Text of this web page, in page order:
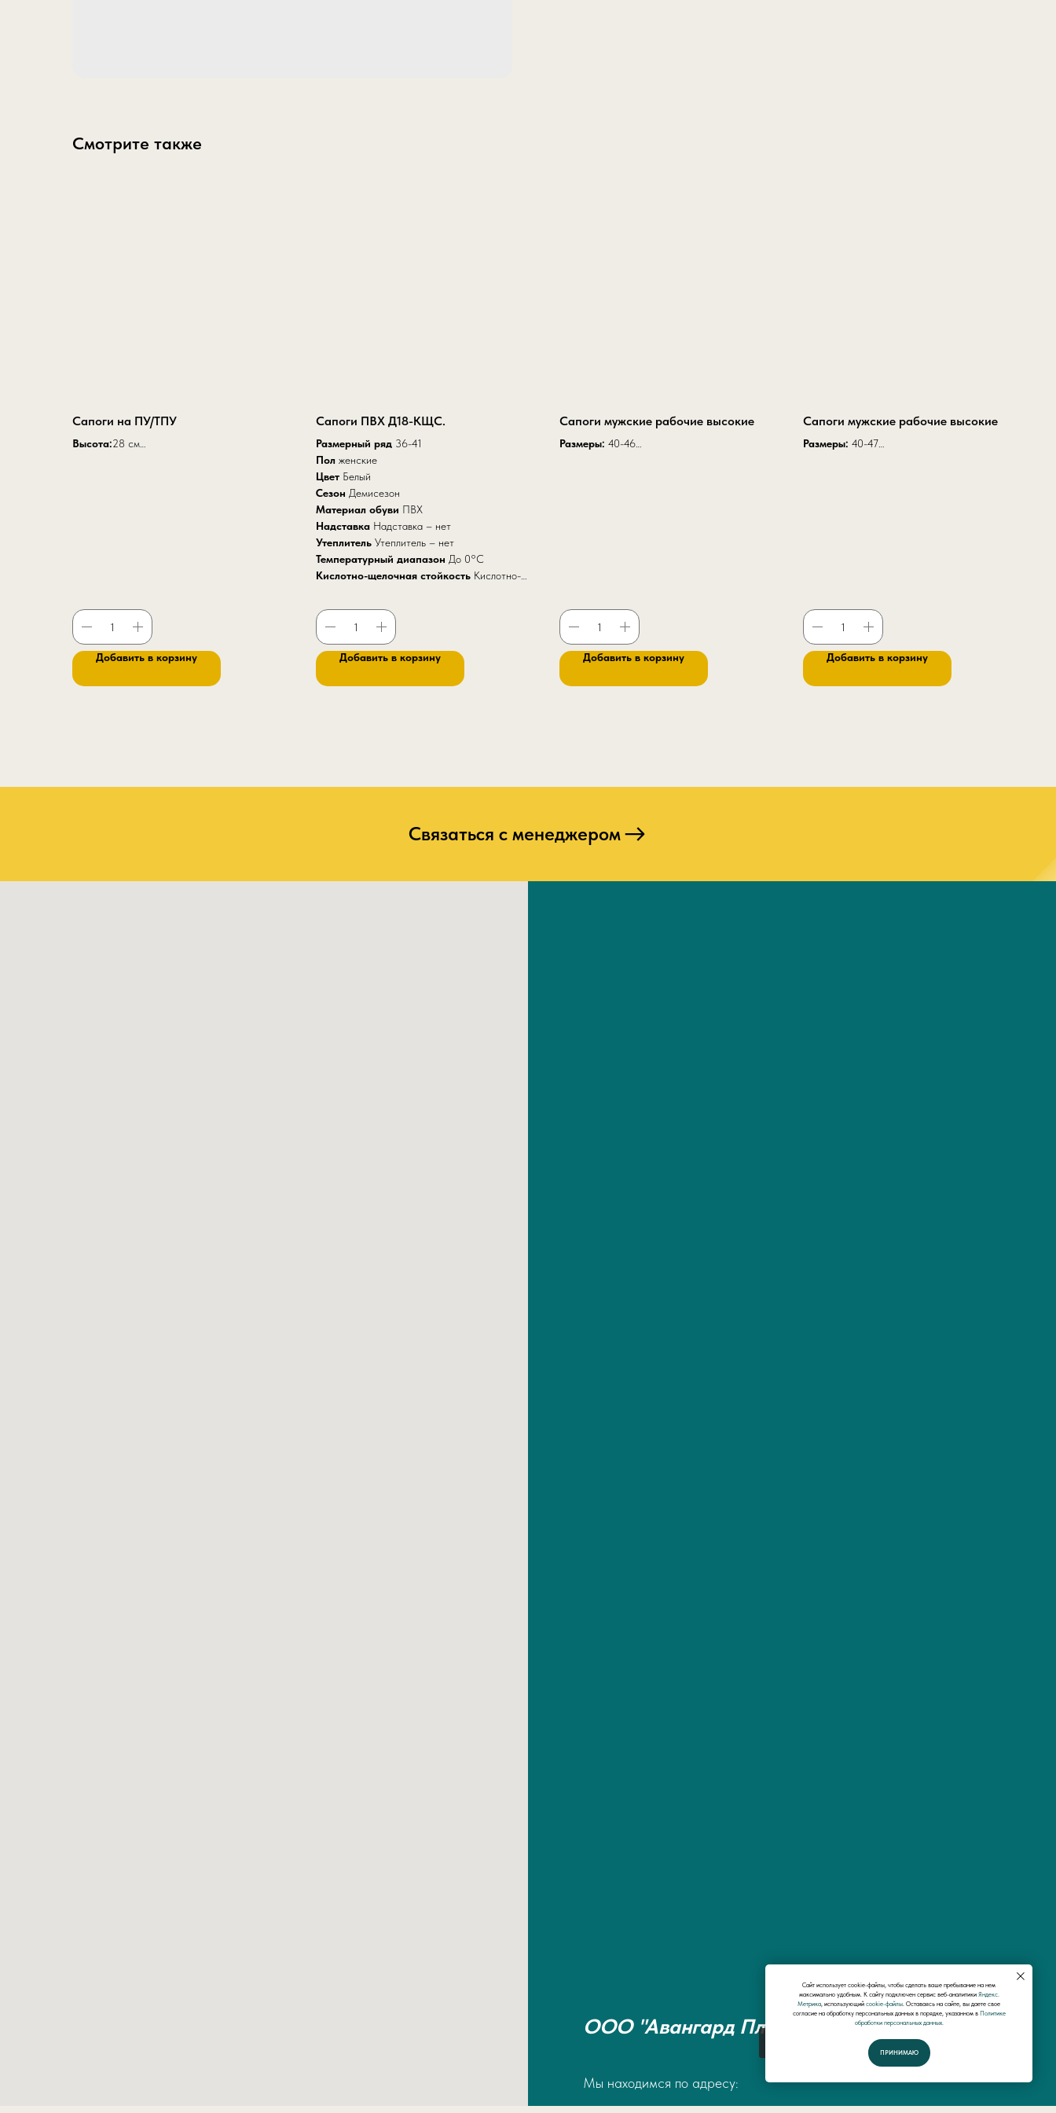
Спросить у специалистов
Сайт использует cookie-файлы, чтобы сделать ваше пребывание на нем
максимально удобным. К cайту подключен сервис веб-аналитики Яндекс.
Метрика, использующий cookie-файлы. Оставаясь на сайте, вы даете свое
согласие на обработку персональных данных в порядке, указанном в Политике
обработки персональных данных.
ПРИНИМАЮ
Смотрите также
Сапоги на ПУ/ТПУ
Высота:28 см
Подносок:композитный 200Дж, Голенище
регулируется пряжкой, усиленная задинка
Защитные свойства:
См К20 Щ20 Мун 200 Мп
Добавить в корзину
Сапоги ПВХ Д18-КЩС.
Размерный ряд 36-41
Пол женские
Цвет Белый
Сезон Демисезон
Материал обуви ПВХ
Надставка Надставка – нет
Утеплитель Утеплитель – нет
Температурный диапазон До 0°C
Кислотно-щелочная стойкость Кислотно-
Добавить в корзину
Сапоги мужские рабочие высокие
Размеры: 40-46
Добавить в корзину
Сапоги мужские рабочие высокие
Размеры: 40-47
Добавить в корзину
Связаться с менеджером
ООО "Авангард Плюс"
Мы находимся по адресу: